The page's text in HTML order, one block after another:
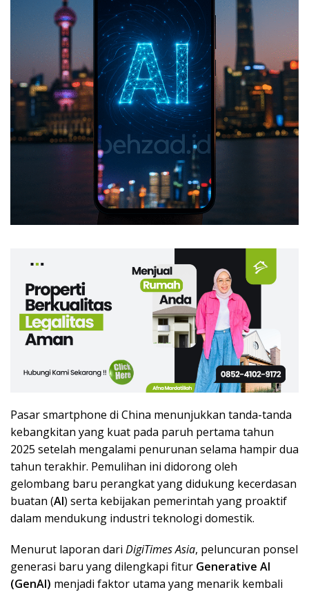
Pasar smartphone di China menunjukkan tanda-tanda
kebangkitan yang kuat pada paruh pertama tahun
2025 setelah mengalami penurunan selama hampir dua
tahun terakhir. Pemulihan ini didorong oleh
gelombang baru perangkat yang didukung kecerdasan
buatan (AI) serta kebijakan pemerintah yang proaktif
dalam mendukung industri teknologi domestik.
Menurut laporan dari DigiTimes Asia, peluncuran ponsel
generasi baru yang dilengkapi fitur Generative AI
(GenAI) menjadi faktor utama yang menarik kembali